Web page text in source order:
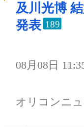
及川光博
発表 189
08月08日
オリコンニ